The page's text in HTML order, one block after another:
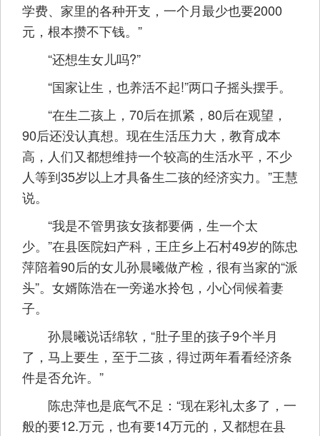
学费、家里的各种开支，一个月最少也要2000
元，根本攒不下钱。”
“还想生女儿吗?”
“国家让生，也养活不起!”两口子摇头摆手。
“在生二孩上，70后在抓紧，80后在观望，
90后还没认真想。现在生活压力大，教育成本
高，人们又都想维持一个较高的生活水平，不少
人等到35岁以上才具备生二孩的经济实力。”王慧
说。
“我是不管男孩女孩都要俩，生一个太
少。”在县医院妇产科，王庄乡上石村49岁的陈忠
萍陪着90后的女儿孙晨曦做产检，很有当家的“派
头”。女婿陈浩在一旁递水拎包，小心伺候着妻
子。
孙晨曦说话绵软，“肚子里的孩子9个半月
了，马上要生，至于二孩，得过两年看看经济条
件是否允许。”
陈忠萍也是底气不足：“现在彩礼太多了，一
般的要12.万元，也有要14万元的，又都想在县